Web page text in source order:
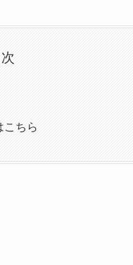
こちら